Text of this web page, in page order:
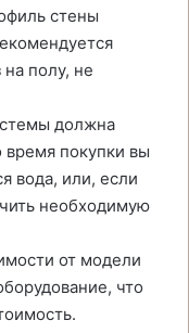
стены
на полу, не
должна
покупки вы
вода, или, если
необходимую
от модели
что